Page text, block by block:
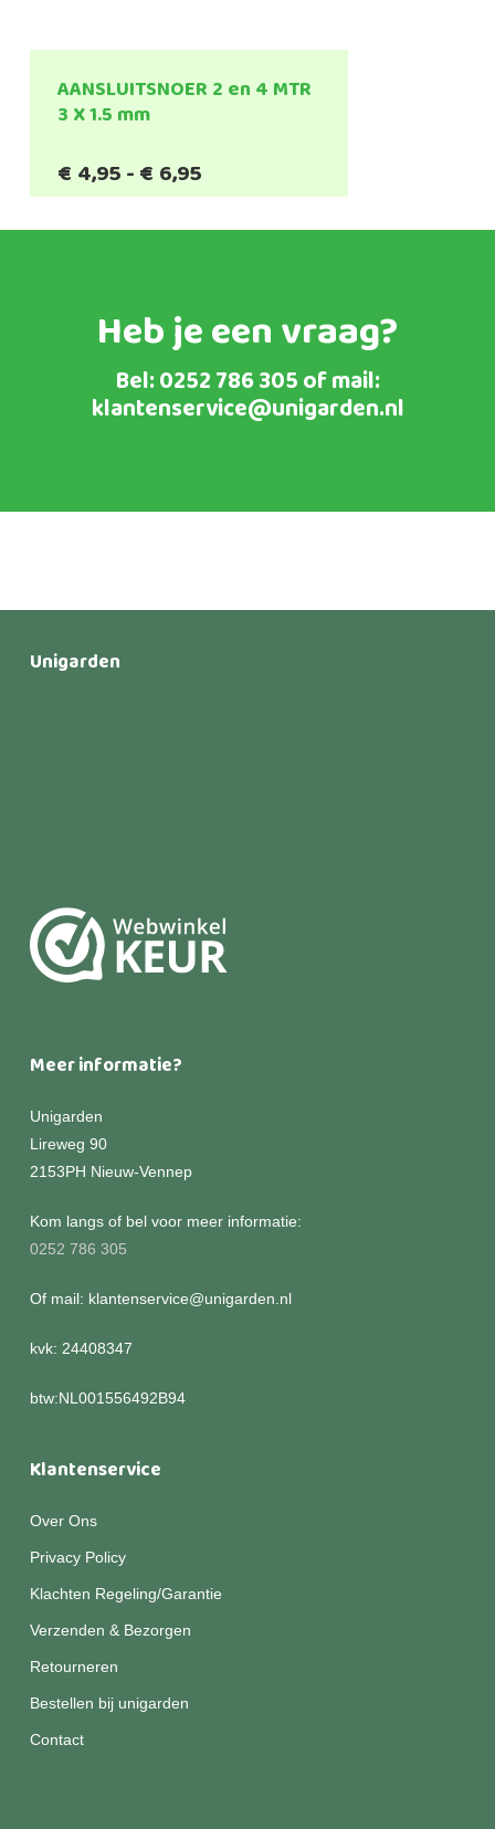
AANSLUITSNOER 2 en 4 MTR
3 X 1.5 mm
€ 4,95-€ 6,95Prijsklasse:
€4,95
tot
Heb je een vraag?
Bel:0252 786 305of mail:
klantenservice@unigarden.nl
Unigarden
Meer informatie?
Unigarden
Lireweg 90
2153PH Nieuw-Vennep
Kom langs of bel voor meer informatie:
0252 786 305
Of mail: klantenservice@unigarden.nl
kvk: 24408347
btw:NL001556492B94
Klantenservice
Over Ons
Privacy Policy
Klachten Regeling/Garantie
Verzenden & Bezorgen
Retourneren
Bestellen bij unigarden
Contact